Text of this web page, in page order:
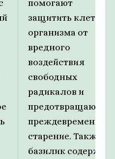
помогают
защитить клетки
организма от
вредного
воздействия
свободных
радикалов и
предотвращают
преждевременное
старение. Также
базилик содержит